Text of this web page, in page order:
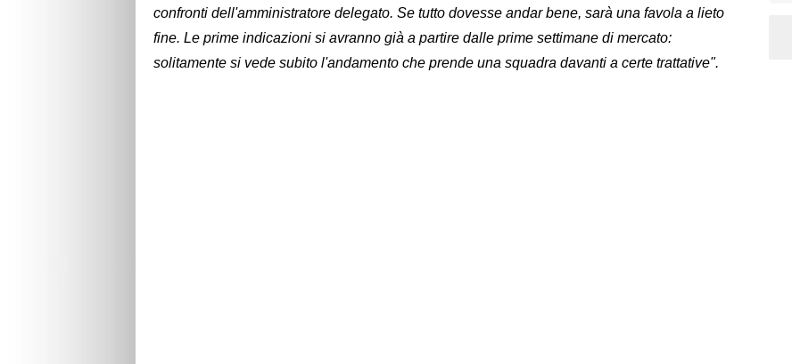
confronti dell'amministratore delegato. Se tutto dovesse andar bene, sarà una favola a lieto
fine. Le prime indicazioni si avranno già a partire dalle prime settimane di mercato:
solitamente si vede subito l'andamento che prende una squadra davanti a certe trattative".